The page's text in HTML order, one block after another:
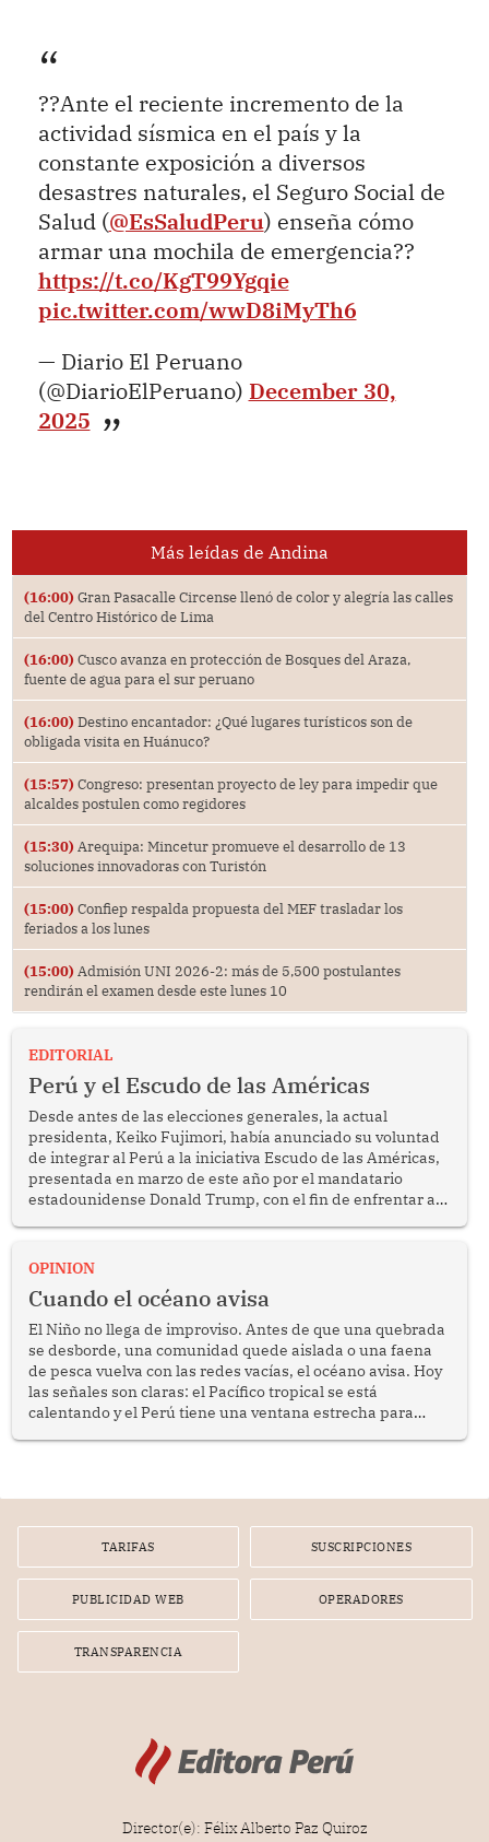
??Ante el reciente incremento de la
actividad sísmica en el país y la
constante exposición a diversos
desastres naturales, el Seguro Social de
Salud (@EsSaludPeru) enseña cómo
armar una mochila de emergencia??
https://t.co/KgT99Ygqie
pic.twitter.com/wwD8iMyTh6
— Diario El Peruano
(@DiarioElPeruano) December 30,
2025
Más leídas de Andina
(16:00) Gran Pasacalle Circense llenó de color y alegría las calles
del Centro Histórico de Lima
(16:00) Cusco avanza en protección de Bosques del Araza,
fuente de agua para el sur peruano
(16:00) Destino encantador: ¿Qué lugares turísticos son de
obligada visita en Huánuco?
(15:57) Congreso: presentan proyecto de ley para impedir que
alcaldes postulen como regidores
(15:30) Arequipa: Mincetur promueve el desarrollo de 13
soluciones innovadoras con Turistón
(15:00) Confiep respalda propuesta del MEF trasladar los
feriados a los lunes
(15:00) Admisión UNI 2026-2: más de 5,500 postulantes
rendirán el examen desde este lunes 10
EDITORIAL
Perú y el Escudo de las Américas
Desde antes de las elecciones generales, la actual
presidenta, Keiko Fujimori, había anunciado su voluntad
de integrar al Perú a la iniciativa Escudo de las Américas,
presentada en marzo de este año por el mandatario
estadounidense Donald Trump, con el fin de enfrentar al
OPINION
Cuando el océano avisa
El Niño no llega de improviso. Antes de que una quebrada
se desborde, una comunidad quede aislada o una faena
de pesca vuelva con las redes vacías, el océano avisa. Hoy
las señales son claras: el Pacífico tropical se está
calentando y el Perú tiene una ventana estrecha para
TARIFAS SUSCRIPCIONES
PUBLICIDAD WEB OPERADORES
TRANSPARENCIA
Director(e): Félix Alberto Paz Quiroz